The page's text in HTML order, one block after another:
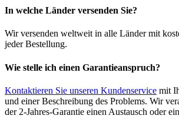
In welche Länder versenden Sie?
Wir versenden weltweit in alle Länder mit
jeder Bestellung.
Wie stelle ich einen Garantieanspruch?
Kontaktieren Sie unseren Kundenservice mit
und einer Beschreibung des Problems. Wir
der 2-Jahres-Garantie einen Austausch oder